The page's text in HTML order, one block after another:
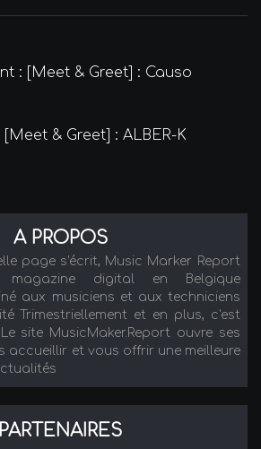
: [Meet & Greet] : Causo
& Greet] : ALBER-K
A PROPOS
page s'écrit, Music Marker Report
digital en Belgique
aux musiciens et aux techniciens
Trimestriellement et en plus, c'est
site MusicMaker.Report ouvre ses
accueillir et vous offrir une meilleure
PARTENAIRES